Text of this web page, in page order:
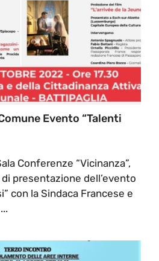
Evento “Talenti
Conferenze “Vicinanza”,
presentazione dell’evento
con la Sindaca Francese e